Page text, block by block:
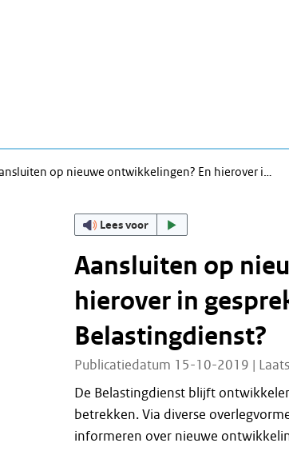
op nieuwe ontwikkelingen? En hierover i…
Lees voor
Aansluiten op
hierover in
Belastingdienst?
Publicatiedatum 15-10-2019 |
De Belastingdienst blijft
betrekken. Via diverse
informeren over nieuwe